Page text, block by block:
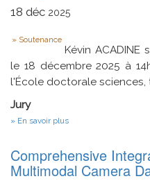
spécificités
pour
la
visualisation
d’objets
3D
18 déc 2025
Type
Soutenance
Kévin
le 18 décembre 2025 à
l'École doctorale sciences,
Jury
En savoir plus
Commande
d'un
convertisseur
Comprehensive
Multimodal Camera